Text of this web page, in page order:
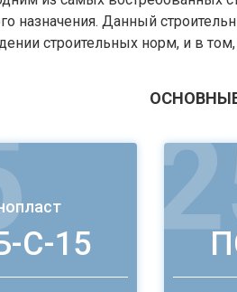
назначения. Данный
строительных норм, и в
С-15